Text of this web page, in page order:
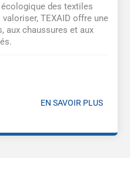
des textiles
TEXAID offre une
aux chaussures et aux
EN SAVOIR PLUS